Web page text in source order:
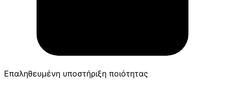
Επαληθευμένη υποστήριξη ποιότητας